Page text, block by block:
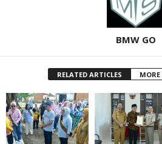
BMW GO
RELATED ARTICLES